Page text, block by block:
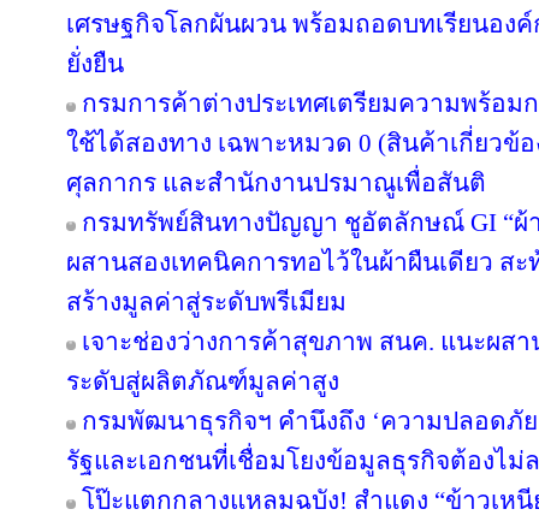
เศรษฐกิจโลกผันผวน พร้อมถอดบทเรียนอง
ยั่งยืน
กรมการค้าต่างประเทศเตรียมความพร้อ
ใช้ได้สองทาง เฉพาะหมวด 0 (สินค้าเกี่ยวข้
ศุลกากร และสำนักงานปรมาณูเพื่อสันติ
กรมทรัพย์สินทางปัญญา ชูอัตลักษณ์ GI “ผ้
ผสานสองเทคนิคการทอไว้ในผ้าผืนเดียว
สร้างมูลค่าสู่ระดับพรีเมียม
เจาะช่องว่างการค้าสุขภาพ สนค. แนะผส
ระดับสู่ผลิตภัณฑ์มูลค่าสูง
กรมพัฒนาธุรกิจฯ คำนึงถึง ‘ความปลอดภั
รัฐและเอกชนที่เชื่อมโยงข้อมูลธุรกิจต้องไ
โป๊ะแตกกลางแหลมฉบัง! สำแดง “ข้าวเห